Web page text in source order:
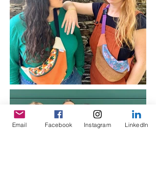
Email Facebook Instagram LinkedIn